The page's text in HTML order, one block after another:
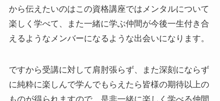
から伝えたいのはこの資格講座ではメンタルについて
楽しく学べて、また一緒に学ぶ仲間が今後一生付き合
えるようなメンバーになるような出会いになります。
ですから受講に対して肩肘張らず、また深刻にならず
に純粋に楽しんで学んでもらえたら皆様の期待以上の